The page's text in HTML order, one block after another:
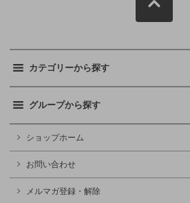
カテゴリーから探す
グループから探す
ショップホーム
お問い合わせ
メルマガ登録・解除